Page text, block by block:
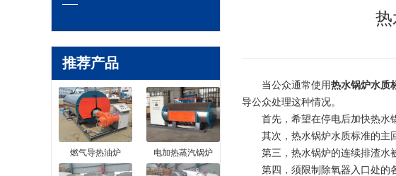
推荐产品
燃气导热油炉 电加热蒸汽锅炉
热
当公众通常使用热水锅炉水质
导公众处理这种情况。
首先，希望在停电后加快热水锅
其次，热水锅炉水质标准的主回
第三，热水锅炉的连续排渣水被
第四，须限制除氧器入口处的各